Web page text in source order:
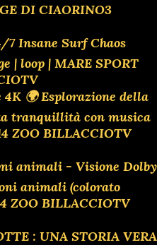
DI CIAORINO3
7 Insane Surf Chaos
| loop | MARE SPORT
4K 🌍 Esplorazione della
tranquillità con musica
ZOO BILLACCIOTV
animali - Visione Dolby
animali (colorato
ZOO BILLACCIOTV
: UNA STORIA VERA